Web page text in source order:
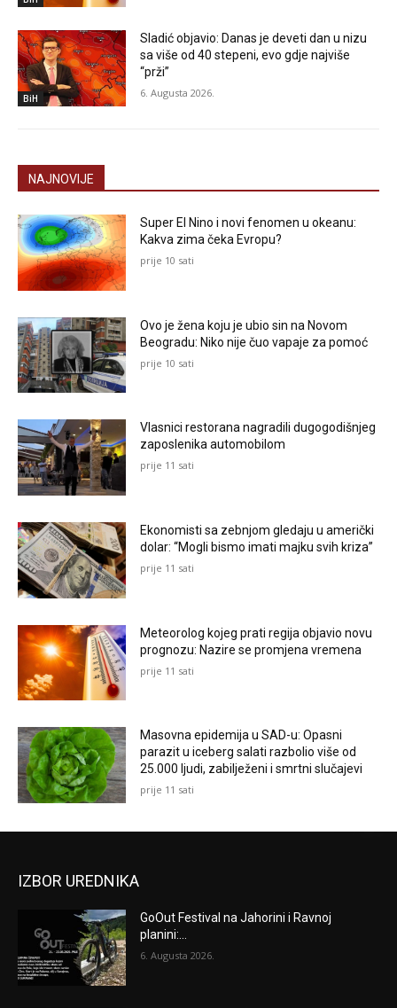
BiH
Sladić objavio: Danas je deveti dan u nizu
sa više od 40 stepeni, evo gdje najviše
“prži”
6. Augusta 2026.
NAJNOVIJE
Super El Nino i novi fenomen u okeanu:
Kakva zima čeka Evropu?
prije 10 sati
Ovo je žena koju je ubio sin na Novom
Beogradu: Niko nije čuo vapaje za pomoć
prije 10 sati
Vlasnici restorana nagradili dugogodišnjeg
zaposlenika automobilom
prije 11 sati
Ekonomisti sa zebnjom gledaju u američki
dolar: “Mogli bismo imati majku svih kriza”
prije 11 sati
Meteorolog kojeg prati regija objavio novu
prognozu: Nazire se promjena vremena
prije 11 sati
Masovna epidemija u SAD-u: Opasni
parazit u iceberg salati razbolio više od
25.000 ljudi, zabilježeni i smrtni slučajevi
prije 11 sati
IZBOR UREDNIKA
GoOut Festival na Jahorini i Ravnoj
planini:...
6. Augusta 2026.